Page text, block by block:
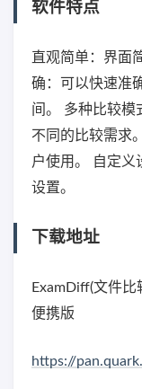
软件特点
直观简单：界面
确：可以快速准
间。 多种比较模
不同的比较需求
户使用。 自定义
设置。
下载地址
ExamDiff(文件
便携版
https://